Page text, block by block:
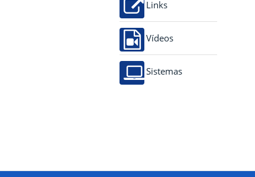
Links
Vídeos
Sistemas